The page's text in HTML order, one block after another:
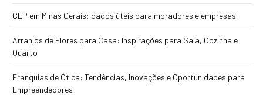
CEP em Minas Gerais: dados úteis para moradores e empresas
Arranjos de Flores para Casa: Inspirações para Sala, Cozinha e
Quarto
Franquias de Ótica: Tendências, Inovações e Oportunidades para
Empreendedores